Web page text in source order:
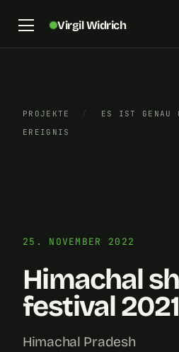
Virgil Widrich
PROJEKTE / ES IST GENAU
EREIGNIS
25. NOVEMBER 2022
Himachal
festival 2021
Himachal Pradesh